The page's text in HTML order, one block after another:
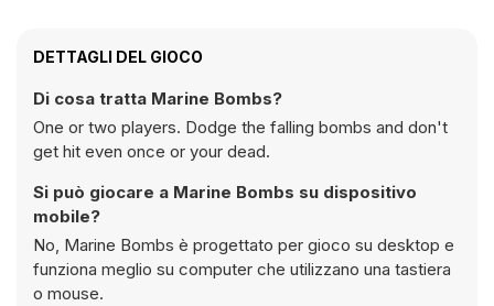
DETTAGLI DEL GIOCO
Di cosa tratta Marine Bombs?
One or two players. Dodge the falling bombs and don't
get hit even once or your dead.
Si può giocare a Marine Bombs su dispositivo
mobile?
No, Marine Bombs è progettato per gioco su desktop e
funziona meglio su computer che utilizzano una tastiera
o mouse.